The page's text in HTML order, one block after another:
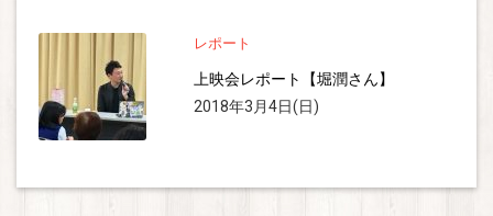
レポート
上映会レポート【堀潤さん】
2018年3月4日(日)